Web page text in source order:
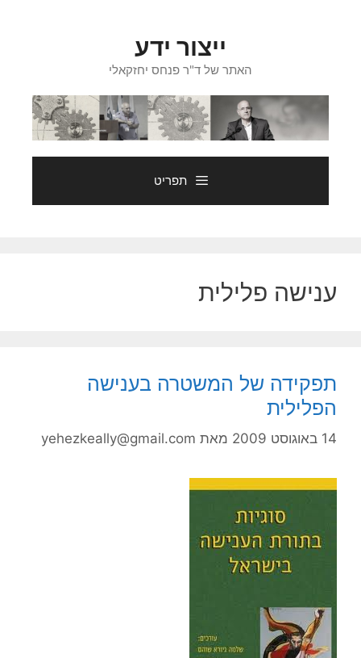
ייצור ידע
האתר של ד"ר פנחס יחזקאלי
תפריט
ענישה פלילית
תפקידה של המשטרה בענישה
הפלילית
14 באוגוסט 2009 מאת yehezkeally@gmail.com